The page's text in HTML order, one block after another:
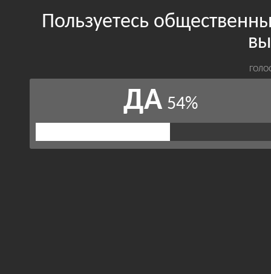
Пользуетесь
ДА 54%